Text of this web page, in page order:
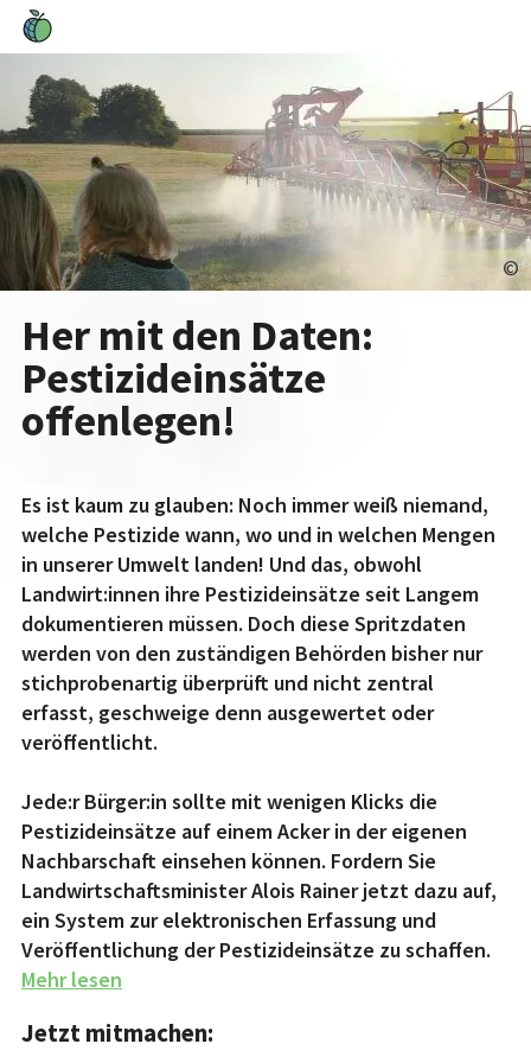
©
Her mit den Daten:
Pestizideinsätze
offenlegen!
Es ist kaum zu glauben: Noch immer weiß niemand,
welche Pestizide wann, wo und in welchen Mengen
in unserer Umwelt landen! Und das, obwohl
Landwirt:innen ihre Pestizideinsätze seit Langem
dokumentieren müssen. Doch diese Spritzdaten
werden von den zuständigen Behörden bisher nur
stichprobenartig überprüft und nicht zentral
erfasst, geschweige denn ausgewertet oder
veröffentlicht.
Jede:r Bürger:in sollte mit wenigen Klicks die
Pestizideinsätze auf einem Acker in der eigenen
Nachbarschaft einsehen können. Fordern Sie
Landwirtschaftsminister Alois Rainer jetzt dazu auf,
ein System zur elektronischen Erfassung und
Veröffentlichung der Pestizideinsätze zu schaffen.
Mehr lesen
Jetzt mitmachen: